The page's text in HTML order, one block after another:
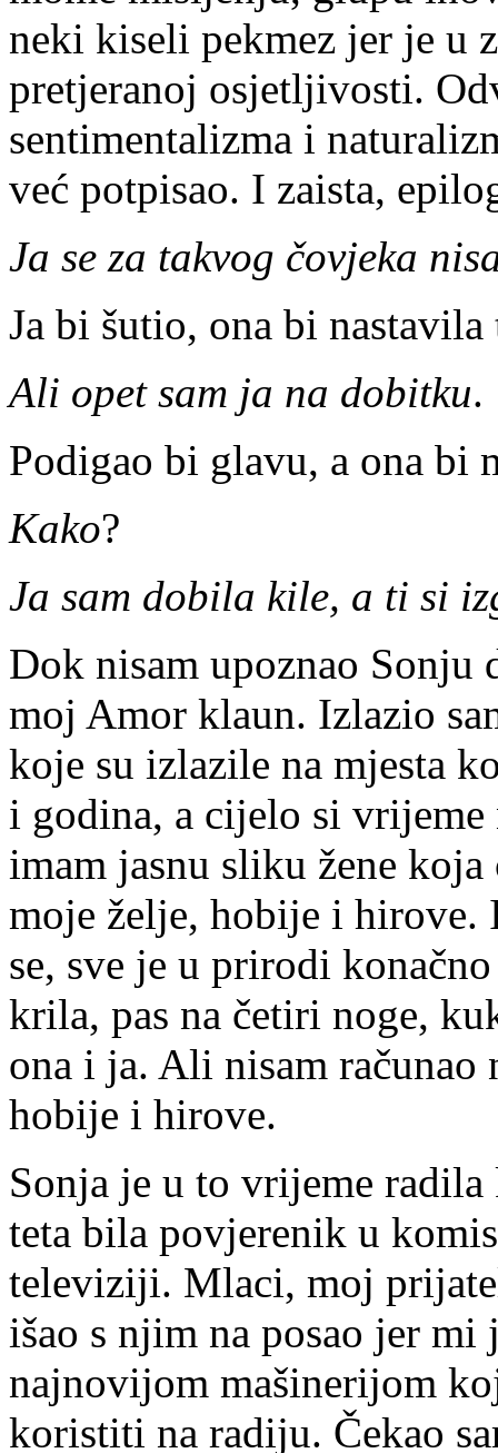
neki kiseli pekmez jer je u
pretjeranoj osjetljivosti.
sentimentalizma i
već potpisao. I zaista,
Ja se za takvog čovjeka
Ja bi šutio, ona bi
Ali opet sam ja na dobitku.
Podigao bi glavu, a ona bi
Kako?
Ja sam dobila kile, a ti si
Dok nisam upoznao Sonju
moj Amor klaun. Izlazio
koje su izlazile na mjesta
i godina, a cijelo si
imam jasnu sliku žene
moje želje, hobije i hirove.
se, sve je u prirodi
krila, pas na četiri noge,
ona i ja. Ali nisam računao
hobije i hirove.
Sonja je u to vrijeme radila
teta bila povjerenik u
televiziji. Mlaci, moj
išao s njim na posao jer mi
najnovijom mašinerijom
koristiti na radiju. Čekao